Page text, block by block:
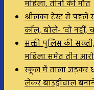
महिला, तीनों की मौत
श्रीलंका टेस्ट से पहले
कॉल, बोले- ‘दो नहीं,
सक्ती पुलिस की
महिला समेत तीन
स्कूल में ताला जड़कर
लेकर बाउंड्रीवाल